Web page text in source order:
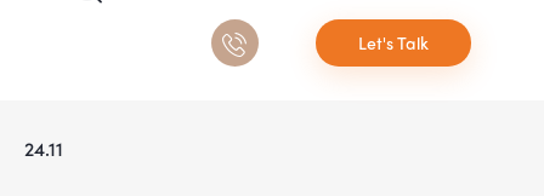
Let's Talk
24.11